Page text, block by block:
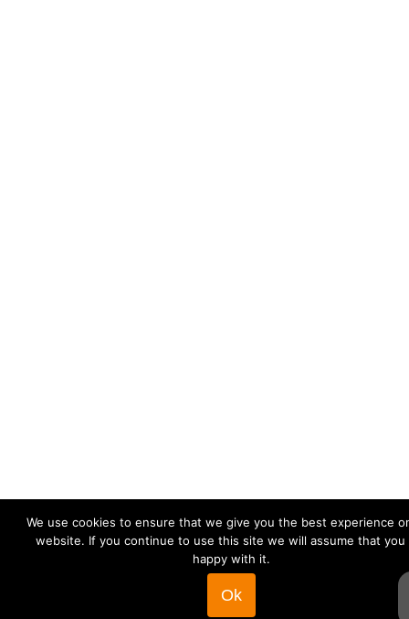
We use cookies to ensure that we give you the best experience
website. If you continue to use this site we will assume that you
happy with it.
Ok